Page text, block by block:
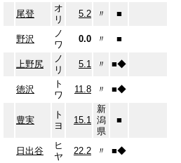
尾登
オ
リ
5.2 〃 ■
野沢
ノ
ワ
0.0 〃 ■
上野尻
ノ
リ
5.1 〃 ■◆
徳沢
ト
ワ
11.8 〃 ■◆
豊実
ト
ヨ
15.1
新
潟
県
■
日出谷
ヒ
ヤ
22.2 〃 ■◆